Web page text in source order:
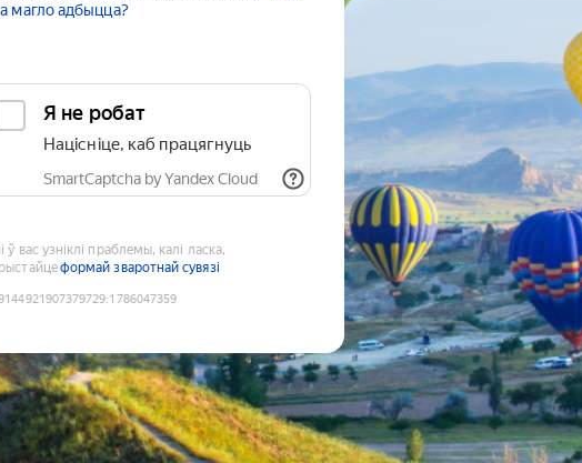
магло адбыцца?
Я не робат
Націсніце, каб працягнуць
SmartCaptcha by Yandex Cloud
ў вас узніклі праблемы, калі ласка,
формай зваротнай сувязі
:1786047359